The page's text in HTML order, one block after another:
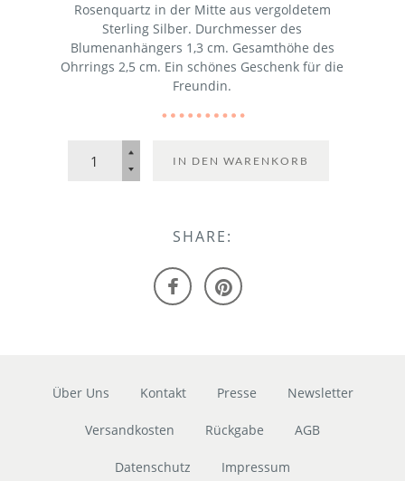
Rosenquartz in der Mitte aus vergoldetem
Sterling Silber. Durchmesser des
Blumenanhängers 1,3 cm. Gesamthöhe des
Ohrrings 2,5 cm. Ein schönes Geschenk für die
Freundin.
IN DEN WARENKORB
SHARE:
Über Uns Kontakt Presse Newsletter
Versandkosten Rückgabe AGB
Datenschutz Impressum